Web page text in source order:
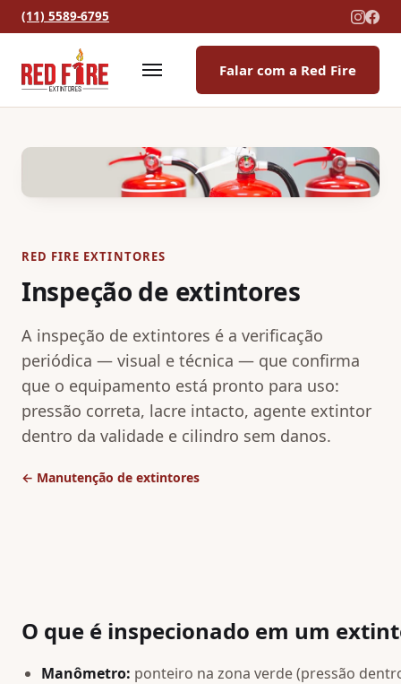
(11) 5589-6795
Abrir menu
Falar com a Red Fire
RED FIRE EXTINTORES
Inspeção de extintores
A inspeção de extintores é a verificação
periódica — visual e técnica — que confirma
que o equipamento está pronto para uso:
pressão correta, lacre intacto, agente extintor
dentro da validade e cilindro sem danos.
← Manutenção de extintores
O que é inspecionado em um
Manômetro: ponteiro na zona verde (pressão